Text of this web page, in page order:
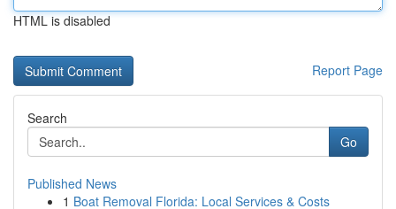
HTML is disabled
Report Page
Search
Go
Published News
1 Boat Removal Florida: Local Services & Costs